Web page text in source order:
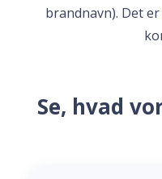
brandnavn). Det
Se, hvad